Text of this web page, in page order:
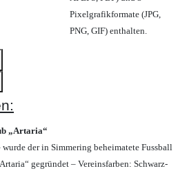
Pixelgrafikformate (JPG,
PNG, GIF) enthalten.
„Artaria“
wurde der in Simmering beheimatete Fussball
gegründet – Vereinsfarben: Schwarz-